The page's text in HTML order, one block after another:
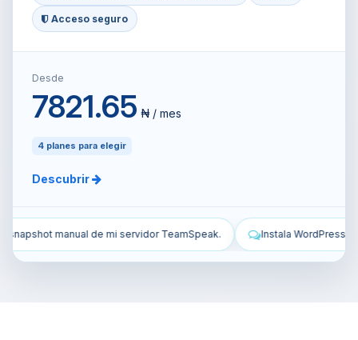
Acceso seguro
Desde
7821.65 ₦ / mes
4 planes para elegir
Descubrir
Instala WordPress en mi VPS y configúralo. Protege mi